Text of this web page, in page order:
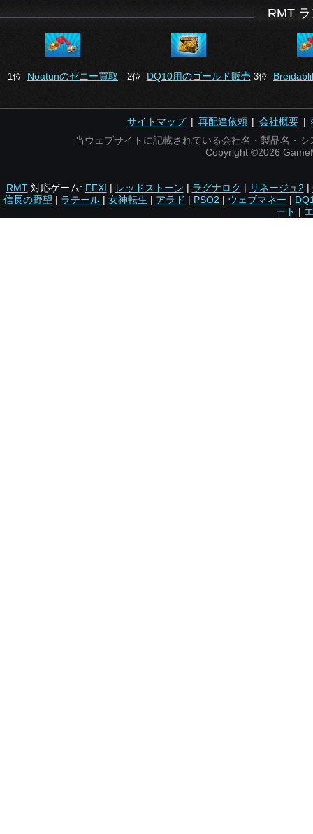
RMT
1位 Noatunのゼニー買取 2位 DQ10用のゴールド販売 3位
サイトマップ| 再配達依頼|会社概要 |
当ウェブサイトに記載されている会社名・製品名・
Copyright ©2026
RMT対応ゲーム: FFXI | レッドストーン | ラグナロク | リネージュ2 |
信長の野望 | ラテール | 女神転生 | アラド | PSO2 | ウェブマネー |
ート |